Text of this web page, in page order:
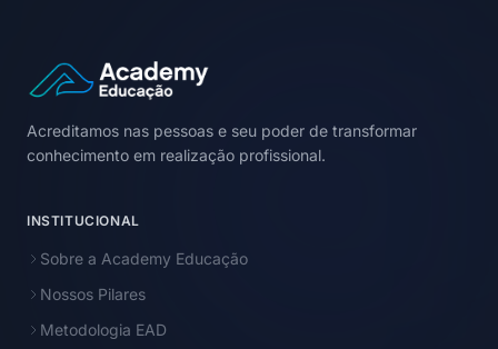
Acreditamos nas pessoas e seu poder de transformar
conhecimento em realização profissional.
INSTITUCIONAL
Sobre a Academy Educação
Nossos Pilares
Metodologia EAD